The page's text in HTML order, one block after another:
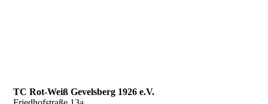
TC Rot-Weiß Gevelsberg 1926 e.V.